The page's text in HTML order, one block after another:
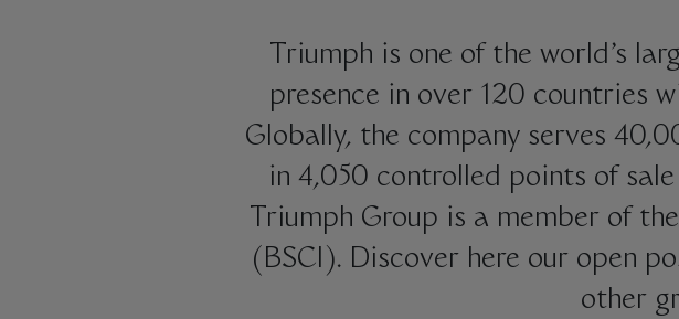
Triumph is one of the world’s
presence in over 120 countries
Globally, the company serves
in 4,050 controlled points of
Triumph Group is a member of the
(BSCI). Discover here our open
other